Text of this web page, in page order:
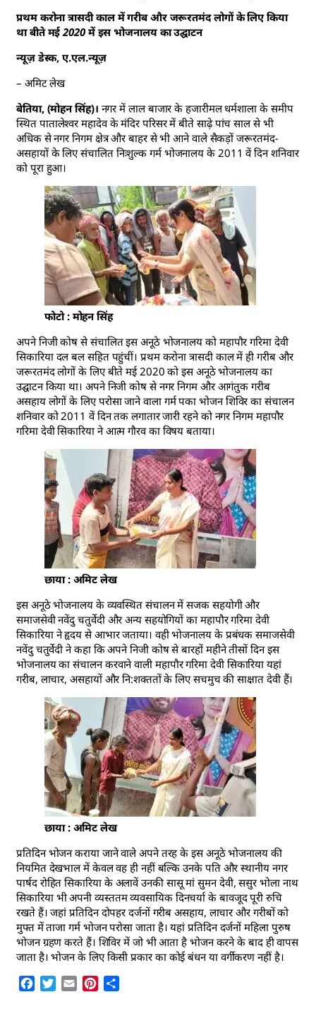
प्रथम करोना त्रासदी काल में गरीब और जरूरतमंद लोगों के लिए किया
था बीते मई 2020 में इस भोजनालय का उद्घाटन
न्यूज़ डेस्क, ए.एल.न्यूज़
– अमिट लेख
बेतिया, (मोहन सिंह)। नगर में लाल बाजार के हजारीमल धर्मशाला के समीप
स्थित पातालेश्वर महादेव के मंदिर परिसर में बीते साढ़े पांच साल से भी
अधिक से नगर निगम क्षेत्र और बाहर से भी आने वाले सैकड़ों जरूरतमंद-
असहायों के लिए संचालित निःशुल्क गर्म भोजनालय के 2011 वें दिन शनिवार
को पूरा हुआ।
फोटो : मोहन सिंह
अपने निजी कोष से संचालित इस अनूठे भोजनालय को महापौर गरिमा देवी
सिकारिया दल बल सहित पहुंचीं। प्रथम करोना त्रासदी काल में ही गरीब और
जरूरतमंद लोगों के लिए बीते मई 2020 को इस अनूठे भोजनालय का
उद्घाटन किया था। अपने निजी कोष से नगर निगम और आगंतुक गरीब
असहाय लोगों के लिए परोसा जाने वाला गर्म पका भोजन शिविर का संचालन
शनिवार को 2011 वें दिन तक लगातार जारी रहने को नगर निगम महापौर
गरिमा देवी सिकारिया ने आत्म गौरव का विषय बताया।
छाया : अमिट लेख
इस अनूठे भोजनालय के व्यवस्थित संचालन में सजक सहयोगी और
समाजसेवी नवेंदु चतुर्वेदी और अन्य सहयोगियों का महापौर गरिमा देवी
सिकारिया ने हृदय से आभार जताया। वही भोजनालय के प्रबंधक समाजसेवी
नवेंदु चतुर्वेदी ने कहा कि अपने निजी कोष से बारहों महीने तीसों दिन इस
भोजनालय का संचालन करवाने वाली महापौर गरिमा देवी सिकारिया यहां
गरीब, लाचार, असहायों और नि:शक्ततों के लिए सचमुच की साक्षात देवी हैं।
छाया : अमिट लेख
प्रतिदिन भोजन कराया जाने वाले अपने तरह के इस अनूठे भोजनालय की
नियमित देखभाल में केवल वह ही नहीं बल्कि उनके पति और स्थानीय नगर
पार्षद रोहित सिकारिया के अलावें उनकी सासू मां सुमन देवी, ससुर भोला नाथ
सिकारिया भी अपनी व्यस्ततम व्यवसायिक दिनचर्या के बावजूद पूरी रुचि
रखते हैं। जहां प्रतिदिन दोपहर दर्जनों गरीब असहाय, लाचार और गरीबों को
मुफ्त में ताजा गर्म भोजन परोसा जाता है। यहां प्रतिदिन दर्जनों महिला पुरुष
भोजन ग्रहण करते हैं। शिविर में जो भी आता है भोजन करने के बाद ही वापस
जाता है। भोजन के लिए किसी प्रकार का कोई बंधन या वर्गीकरण नहीं है।
Facebook
Twitter
Email Pinterest